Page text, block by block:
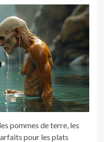
pommes de terre, les
pour les plats